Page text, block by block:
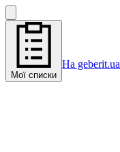
Мої списки
На geberit.ua